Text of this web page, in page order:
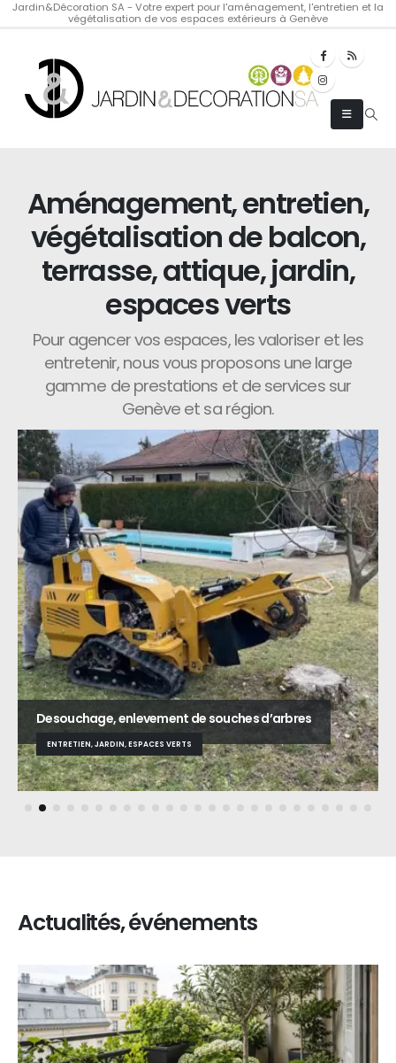
Jardin&Décoration SA - Votre expert pour l'aménagement, l'entretien et la
végétalisation de vos espaces extérieurs à Genève
Aménagement, entretien,
végétalisation de balcon,
terrasse, attique, jardin,
espaces verts
Pour agencer vos espaces, les valoriser et les
entretenir, nous vous proposons une large
gamme de prestations et de services sur
Genève et sa région.
Desouchage, enlevement de souches d’arbres
ENTRETIEN, JARDIN, ESPACES VERTS
Actualités, événements